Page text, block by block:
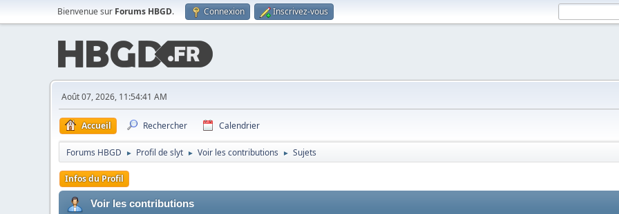
Bienvenue sur Forums HBGD. Connexion Inscrivez-vous
Août 07, 2026, 11:54:41 AM
Accueil Rechercher Calendrier
Forums HBGD ► Profil de slyt ► Voir les contributions ► Sujets
Infos du Profil
Voir les contributions